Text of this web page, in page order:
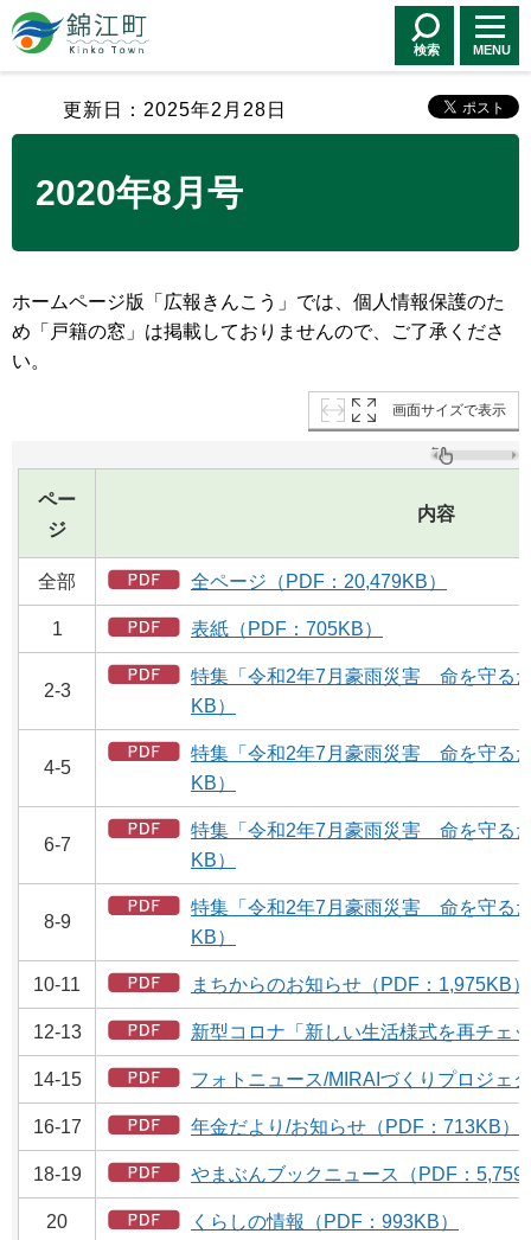
錦江町 Kinko
Town
検索 MENU
更新日：2025年2月28日
2020年8月号
ホームページ版「広報きんこう」では、個人情報保護のた
め「戸籍の窓」は掲載しておりませんので、ご了承くださ
い。
画面サイズで表示
ペー
ジ
内容
全部 全ページ（PDF：20,479KB）
1 表紙（PDF：705KB）
2-3
特集「令和2年7月豪雨災害 命を守る
KB）
4-5
特集「令和2年7月豪雨災害 命を守る
KB）
6-7
特集「令和2年7月豪雨災害 命を守る
KB）
8-9
特集「令和2年7月豪雨災害 命を守る
KB）
10-11 まちからのお知らせ（PDF：1,975KB）
12-13 新型コロナ「新しい生活様式を再チェ
14-15 フォトニュース/MIRAIづくりプロジェ
16-17 年金だより/お知らせ（PDF：713KB）
18-19 やまぶんブックニュース（PDF：
20 くらしの情報（PDF：993KB）